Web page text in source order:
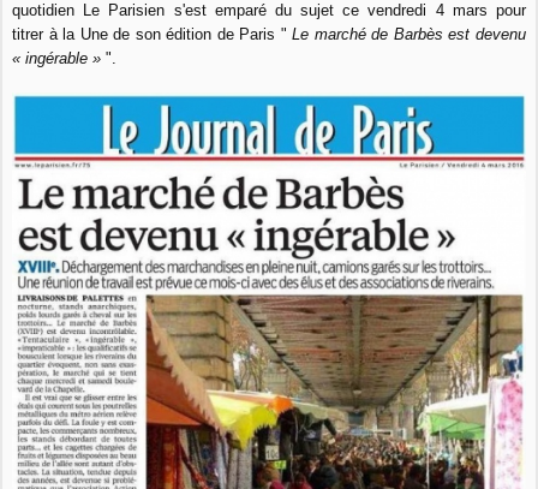
quotidien Le Parisien s'est emparé du sujet ce vendredi 4 mars pour
titrer à la Une de son édition de Paris "Le marché de Barbès est devenu
« ingérable » ".